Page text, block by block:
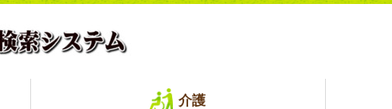
介護